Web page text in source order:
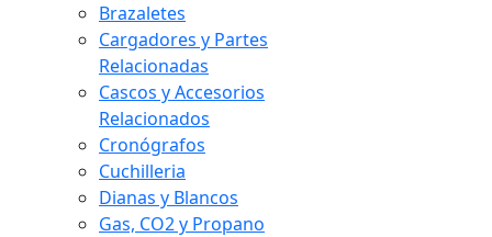
Brazaletes
Cargadores y Partes
Relacionadas
Cascos y Accesorios
Relacionados
Cronógrafos
Cuchilleria
Dianas y Blancos
Gas, CO2 y Propano